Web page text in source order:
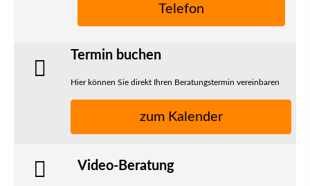
Telefon
Termin buchen
Hier können Sie direkt Ihren Beratungstermin vereinbaren
zum Kalender
Video-Beratung